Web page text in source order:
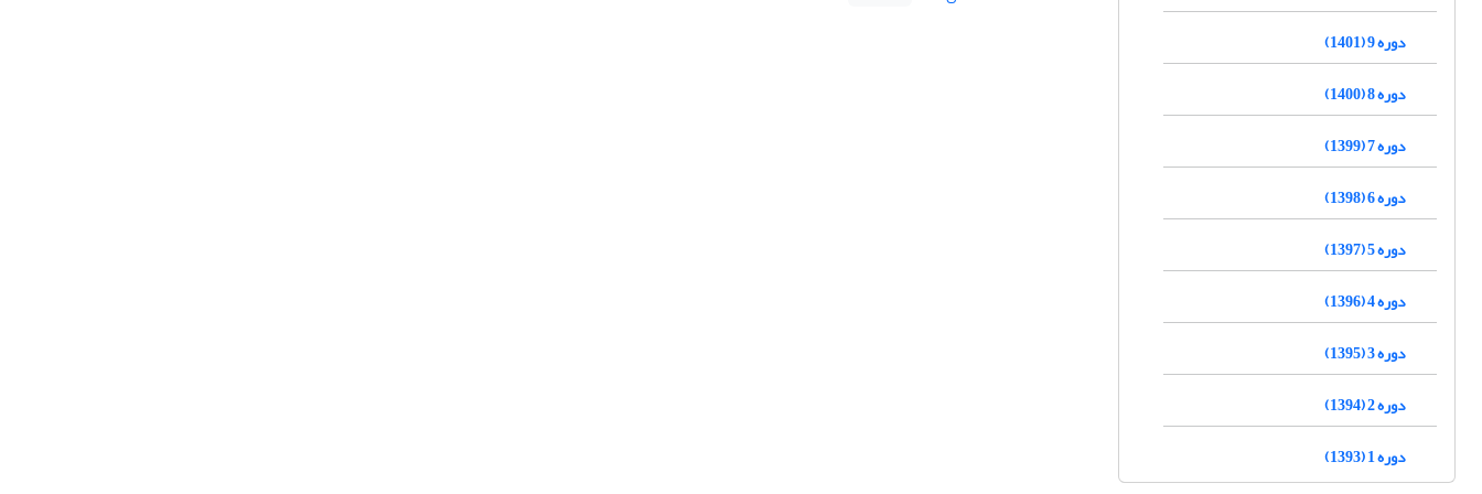
دوره 9 (1401)
دوره 8 (1400)
دوره 7 (1399)
دوره 6 (1398)
دوره 5 (1397)
دوره 4 (1396)
دوره 3 (1395)
دوره 2 (1394)
دوره 1 (1393)